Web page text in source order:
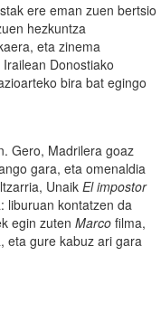
ere eman zuen bertsio
hezkuntza
eta zinema
Donostiako
bira bat egingo
Gero, Madrilera goaz
gara, eta omenaldia
Unaik El impostor
liburuan kontatzen da
egin zuten Marco filma,
eta gure kabuz ari gara